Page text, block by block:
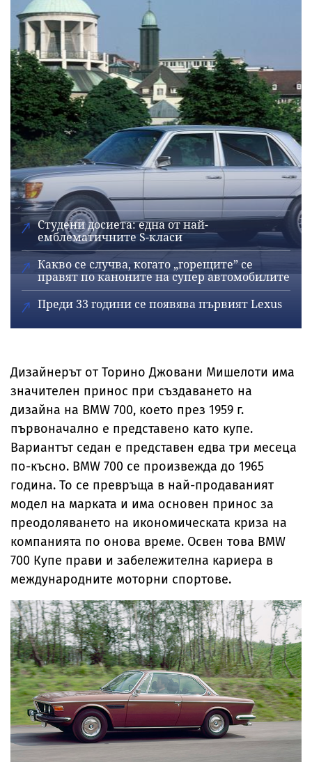
Студени досиета: една от най-
емблематичните S-класи
Какво се случва, когато „горещите” се
правят по каноните на супер автомобилите
Преди 33 години се появява първият Lexus
Дизайнерът от Торино Джовани Мишелоти има
значителен принос при създаването на
дизайна на BMW 700, което през 1959 г.
първоначално е представено като купе.
Вариантът седан е представен едва три месеца
по-късно. BMW 700 се произвежда до 1965
година. То се превръща в най-продаваният
модел на марката и има основен принос за
преодоляването на икономическата криза на
компанията по онова време. Освен това BMW
700 Купе прави и забележителна кариера в
международните моторни спортове.